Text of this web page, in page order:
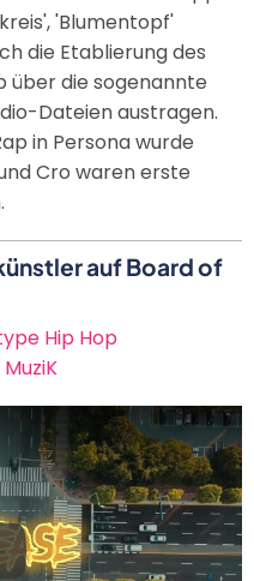
'Blumentopf'
die Etablierung des
über die sogenannte
Dateien austragen.
in Persona wurde
Cro waren erste
auf Board of
Hip Hop